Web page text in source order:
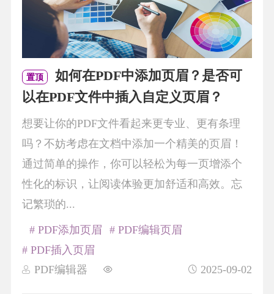
置顶
如何在PDF中添加页眉？是否可
以在PDF文件中插入自定义页眉？
想要让你的PDF文件看起来更专业、更有条理
吗？不妨考虑在文档中添加一个精美的页眉！
通过简单的操作，你可以轻松为每一页增添个
性化的标识，让阅读体验更加舒适和高效。忘
记繁琐的...
PDF编辑器 2025-09-02
# PDF添加页眉
# PDF编辑页眉
# PDF插入页眉